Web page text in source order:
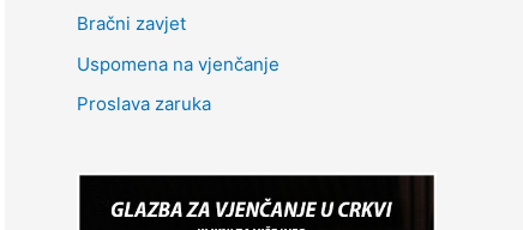
Bračni zavjet
Uspomena na vjenčanje
Proslava zaruka